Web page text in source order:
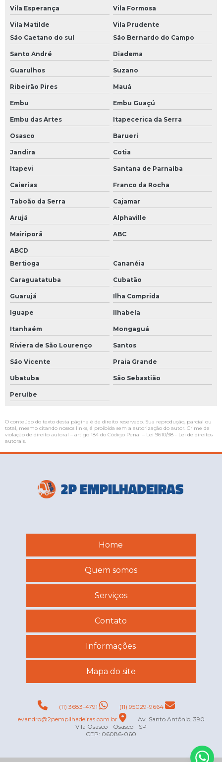
Vila Esperança Vila Formosa
Vila Matilde
Vila Prudente
São Caetano do sul
São Bernardo do Campo
Santo André Diadema
Guarulhos Suzano
Ribeirão Pires Mauá
Embu Embu Guaçú
Embu das Artes Itapecerica da Serra
Osasco Barueri
Jandira Cotia
Itapevi Santana de Parnaíba
Caierias Franco da Rocha
Taboão da Serra Cajamar
Arujá Alphaville
Mairiporã ABC
ABCD
Bertioga
Cananéia
Caraguatatuba Cubatão
Guarujá Ilha Comprida
Iguape Ilhabela
Itanhaém Mongaguá
Riviera de São Lourenço Santos
São Vicente Praia Grande
Ubatuba São Sebastião
Peruíbe
O conteúdo do texto desta página é de direito reservado. Sua reprodução, parcial ou
total, mesmo citando nossos links, é proibida sem a autorização do autor. Crime de
violação de direito autoral – artigo 184 do Código Penal – Lei 9610/98 - Lei de direitos
autorais.
Home
Quem somos
Serviços
Contato
Informações
Mapa do site
(11) 3683-4791
(11) 95029-9664
evandro@2pempilhadeiras.com.br
Av. Santo Antônio, 390
Vila Osasco - Osasco - SP
CEP: 06086-060